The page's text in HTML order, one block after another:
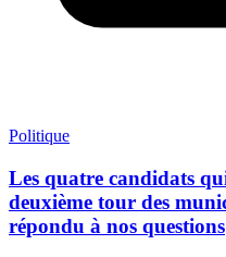
Politique
Les quatre candidats
deuxième tour des
répondu à nos questions